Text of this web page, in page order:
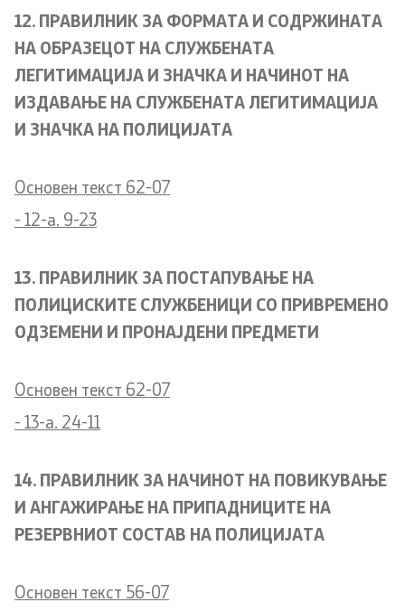
12. ПРАВИЛНИК ЗА ФОРМАТА И СОДРЖИНАТА
НА ОБРАЗЕЦОТ НА СЛУЖБЕНАТА
ЛЕГИТИМАЦИЈА И ЗНАЧКА И НАЧИНОТ НА
ИЗДАВАЊЕ НА СЛУЖБЕНАТА ЛЕГИТИМАЦИЈА
И ЗНАЧКА НА ПОЛИЦИЈАТА
Основен текст 62-07
- 12-a. 9-23
13. ПРАВИЛНИК ЗА ПОСТАПУВАЊЕ НА
ПОЛИЦИСКИТЕ СЛУЖБЕНИЦИ СО ПРИВРЕМЕНО
ОДЗЕМЕНИ И ПРОНАЈДЕНИ ПРЕДМЕТИ
Основен текст 62-07
- 13-a. 24-11
14. ПРАВИЛНИК ЗА НАЧИНОТ НА ПОВИКУВАЊЕ
И АНГАЖИРАЊЕ НА ПРИПАДНИЦИТЕ НА
РЕЗЕРВНИОТ СОСТАВ НА ПОЛИЦИЈАТА
Основен текст 56-07